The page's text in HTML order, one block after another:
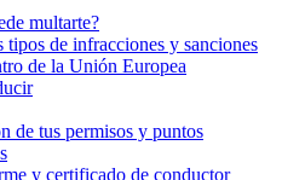
multarte?
tipos de infracciones y sanciones
de la Unión Europea
de tus permisos y puntos
y certificado de conductor